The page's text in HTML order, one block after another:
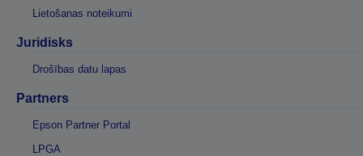
Lietošanas noteikumi
Juridisks
Drošības datu lapas
Partners
Epson Partner Portal
LPGA